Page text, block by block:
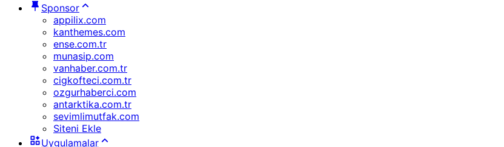
Sponsor
appilix.com
kanthemes.com
ense.com.tr
munasip.com
vanhaber.com.tr
cigkofteci.com.tr
ozgurhaberci.com
antarktika.com.tr
sevimlimutfak.com
Siteni Ekle
Uygulamalar